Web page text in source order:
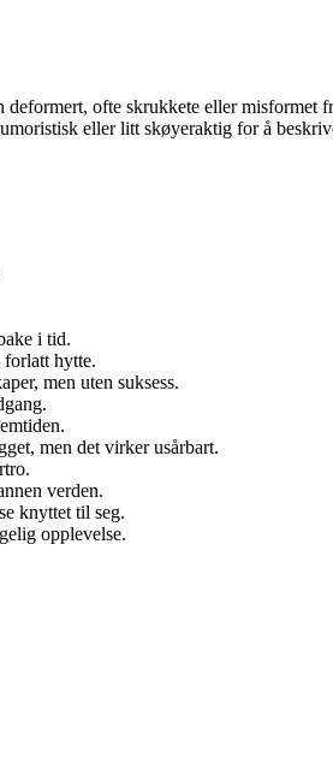
deformert, ofte skrukkete eller
eller litt skøyeraktig for å
i tid.
forlatt hytte.
men uten suksess.
men det virker usårbart.
verden.
knyttet til seg.
opplevelse.